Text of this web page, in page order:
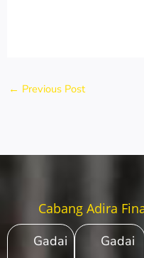
← Previous Post
Cabang Adira
Gadai
Gadai